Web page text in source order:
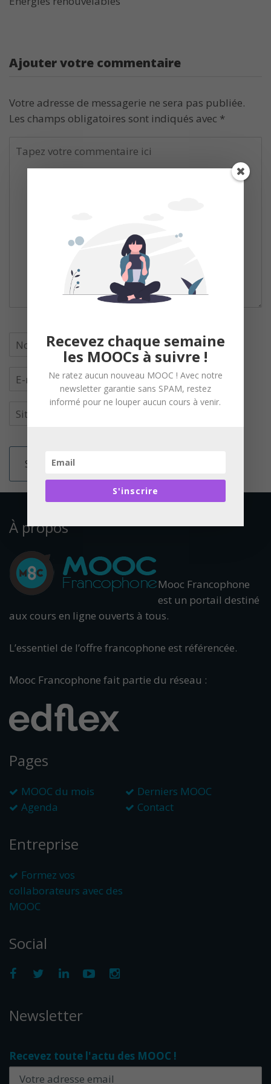
Ajouter votre commentaire
Votre adresse de messagerie ne sera pas publiée.
Les champs obligatoires sont indiqués avec *
À propos
Mooc Francophone
est un portail destiné
aux cours en ligne ouverts à tous.
L’essentiel de l’offre francophone est référencée.
Mooc Francophone fait partie du réseau :
Pages
MOOC du mois
Derniers MOOC
Agenda
Contact
Entreprise
Formez vos
collaborateurs avec des
MOOC
Social
Newsletter
Recevez toute l'actu des MOOC !
Recevez chaque semaine
les MOOCs à suivre !
Ne ratez aucun nouveau MOOC ! Avec notre
newsletter garantie sans SPAM, restez
informé pour ne louper aucun cours à venir.
S'inscrire